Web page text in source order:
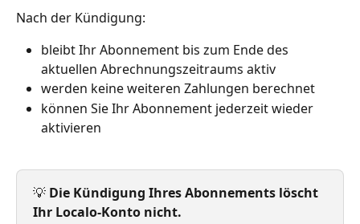
Nach der Kündigung:
bleibt Ihr Abonnement bis zum Ende des
aktuellen Abrechnungszeitraums aktiv
werden keine weiteren Zahlungen berechnet
können Sie Ihr Abonnement jederzeit wieder
aktivieren
💡 Die Kündigung Ihres Abonnements löscht
Ihr Localo-Konto nicht.